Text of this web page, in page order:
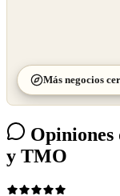
Más negocios
y TMO